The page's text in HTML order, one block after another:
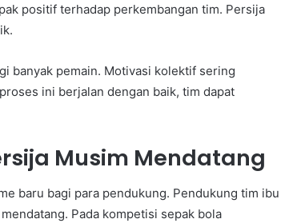
positif terhadap perkembangan tim. Persija
banyak pemain. Motivasi kolektif sering
ini berjalan dengan baik, tim dapat
Musim Mendatang
baru bagi para pendukung. Pendukung tim ibu
Pada kompetisi sepak bola